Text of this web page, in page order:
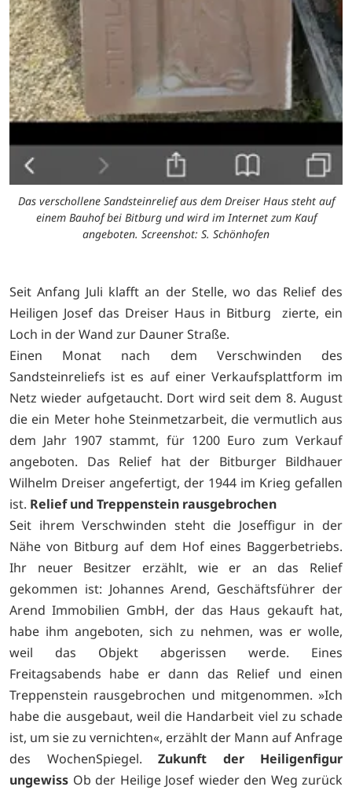
Das verschollene Sandsteinrelief aus dem Dreiser Haus steht auf
einem Bauhof bei Bitburg und wird im Internet zum Kauf
angeboten. Screenshot: S. Schönhofen
Seit Anfang Juli klafft an der Stelle, wo das Relief des
Heiligen Josef das Dreiser Haus in Bitburg zierte, ein
Loch in der Wand zur Dauner Straße.
Einen Monat nach dem Verschwinden des
Sandsteinreliefs ist es auf einer Verkaufsplattform im
Netz wieder aufgetaucht. Dort wird seit dem 8. August
die ein Meter hohe Steinmetzarbeit, die vermutlich aus
dem Jahr 1907 stammt, für 1200 Euro zum Verkauf
angeboten. Das Relief hat der Bitburger Bildhauer
Wilhelm Dreiser angefertigt, der 1944 im Krieg gefallen
ist. Relief und Treppenstein rausgebrochen
Seit ihrem Verschwinden steht die Joseffigur in der
Nähe von Bitburg auf dem Hof eines Baggerbetriebs.
Ihr neuer Besitzer erzählt, wie er an das Relief
gekommen ist: Johannes Arend, Geschäftsführer der
Arend Immobilien GmbH, der das Haus gekauft hat,
habe ihm angeboten, sich zu nehmen, was er wolle,
weil das Objekt abgerissen werde. Eines
Freitagsabends habe er dann das Relief und einen
Treppenstein rausgebrochen und mitgenommen. »Ich
habe die ausgebaut, weil die Handarbeit viel zu schade
ist, um sie zu vernichten«, erzählt der Mann auf Anfrage
des WochenSpiegel. Zukunft der Heiligenfigur
ungewiss Ob der Heilige Josef wieder den Weg zurück